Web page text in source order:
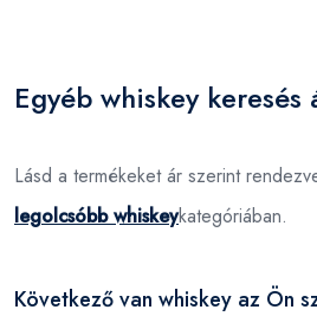
Egyéb whiskey keresés
Lásd a termékeket ár szerint
legolcsóbb whiskeykategóriában.
Következő van whiskey az Ön